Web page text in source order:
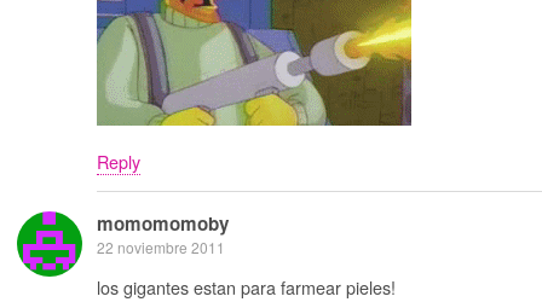
Reply
momomomoby
22 noviembre 2011
los gigantes estan para farmear pieles!